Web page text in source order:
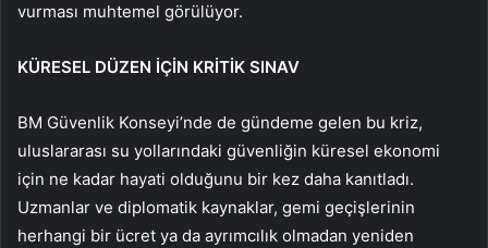
vurması muhtemel görülüyor.
KÜRESEL DÜZEN İÇİN KRİTİK SINAV
BM Güvenlik Konseyi’nde de gündeme gelen bu kriz,
uluslararası su yollarındaki güvenliğin küresel ekonomi
için ne kadar hayati olduğunu bir kez daha kanıtladı.
Uzmanlar ve diplomatik kaynaklar, gemi geçişlerinin
herhangi bir ücret ya da ayrımcılık olmadan yeniden